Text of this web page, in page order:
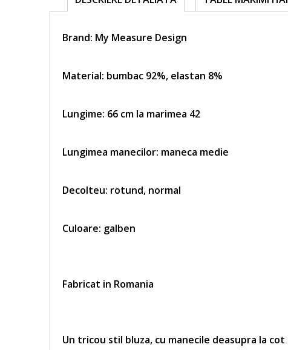
Brand: My Measure Design
Material: bumbac 92%, elastan 8%
Lungime: 66 cm la marimea 42
Lungimea manecilor: maneca medie
Decolteu: rotund, normal
Culoare: galben
Fabricat in Romania
Un tricou stil bluza, cu manecile deasupra la